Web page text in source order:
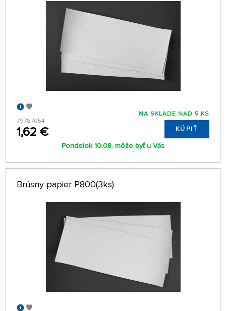
79787054
1,62 €
NA SKLADE NAD 5 KS
KÚPIŤ
Pondelok 10.08. môže byť u Vás
Brúsny papier P800(3ks)